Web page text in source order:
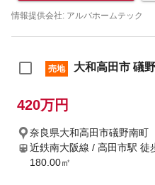
情報提供会社: アルバホームテック
売地 大和高田市 礒
420万円
奈良県大和高田市礒野南町
近鉄南大阪線 / 高田市駅 徒
180.00㎡